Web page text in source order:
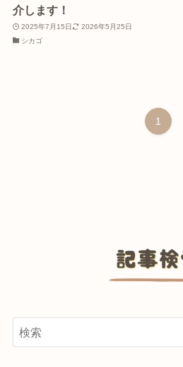
介します！
2025年7月15日
2026年5月25日
シカゴ
1